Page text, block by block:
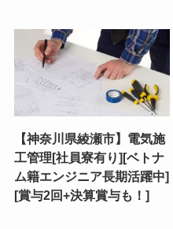
【神奈川県綾瀬市】電気施
工管理[社員寮有り][ベトナ
ム籍エンジニア長期活躍中]
[賞与2回+決算賞与も！]